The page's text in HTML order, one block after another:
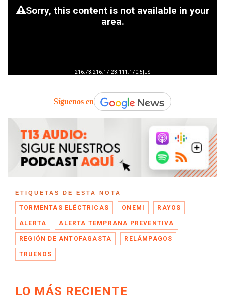
Síguenos en
ETIQUETAS DE ESTA NOTA
TORMENTAS ELÉCTRICAS ONEMI RAYOS
ALERTA ALERTA TEMPRANA PREVENTIVA
REGIÓN DE ANTOFAGASTA RELÁMPAGOS
TRUENOS
LO MÁS RECIENTE